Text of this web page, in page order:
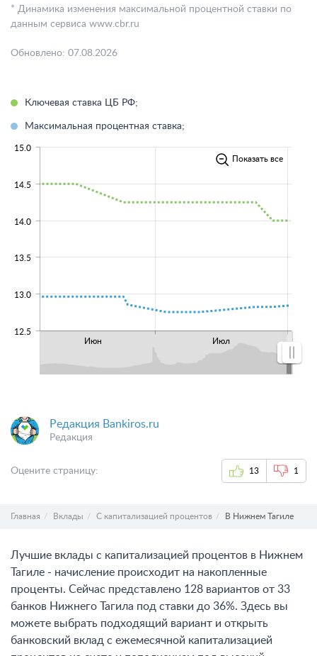
* Динамика изменения максимальной процентной ставки по
данным сервиса www.cbr.ru
Обновлено: 07.08.2026
Ключевая ставка ЦБ РФ;
Максимальная процентная ставка;
Июн Июл
12.5
13.0
13.5
14.0
14.5
15.0
Показать все
Редакция Bankiros.ru
Редакция
Оцените страницу: 13 1
Главная Вклады С капитализацией процентов В Нижнем Тагиле
Лучшие вклады с капитализацией процентов в Нижнем
Тагиле - начисление происходит на накопленные
проценты. Сейчас представлено 128 вариантов от 33
банков Нижнего Тагила под ставки до 36%. Здесь вы
можете выбрать подходящий вариант и открыть
банковский вклад с ежемесячной капитализацией